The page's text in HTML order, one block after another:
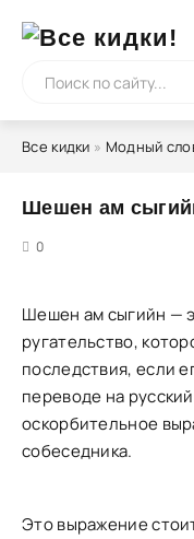
Все кидки » Модный
Шешен ам
0
Шешен ам сыгийн —
ругательство,
последствия, если
переводе на
оскорбительное
собеседника.
Это выражение